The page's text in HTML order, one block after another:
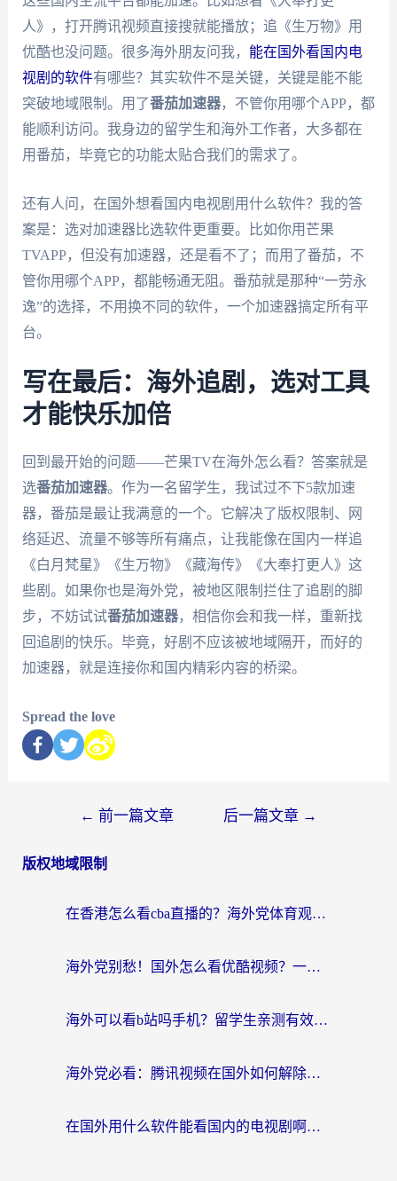
人》，打开腾讯视频直接搜就能播放；追《生万物》用
优酷也没问题。很多海外朋友问我， 能在国外看国内电
视剧的软件有哪些？其实软件不是关键，关键是能不能
突破地域限制。用了番茄加速器，不管你用哪个APP，都
能顺利访问。我身边的留学生和海外工作者，大多都在
用番茄，毕竟它的功能太贴合我们的需求了。
还有人问，在国外想看国内电视剧用什么软件？我的答
案是：选对加速器比选软件更重要。比如你用芒果
TVAPP，但没有加速器，还是看不了；而用了番茄，不
管你用哪个APP，都能畅通无阻。番茄就是那种“一劳永
逸”的选择，不用换不同的软件，一个加速器搞定所有平
台。
写在最后：海外追剧，选对工具
才能快乐加倍
回到最开始的问题——芒果TV在海外怎么看？答案就是
选番茄加速器。作为一名留学生，我试过不下5款加速
器，番茄是最让我满意的一个。它解决了版权限制、网
络延迟、流量不够等所有痛点，让我能像在国内一样追
《白月梵星》《生万物》《藏海传》《大奉打更人》这
些剧。如果你也是海外党，被地区限制拦住了追剧的脚
步，不妨试试番茄加速器，相信你会和我一样，重新找
回追剧的快乐。毕竟，好剧不应该被地域隔开，而好的
加速器，就是连接你和国内精彩内容的桥梁。
Spread the love
← 前一篇文章 后一篇文章 →
版权地域限制
在香港怎么看cba直播的？海外党体育观赛终极指南：告别版权限制，畅享中文解说
海外党别愁！国外怎么看优酷视频？一招解决追剧、看直播难题
海外可以看b站吗手机？留学生亲测有效的回国加速指南
海外党必看：腾讯视频在国外如何解除地域限制？附优酷咪咕使用指南
在国外用什么软件能看国内的电视剧啊？留学生亲测有效的回国加速方案